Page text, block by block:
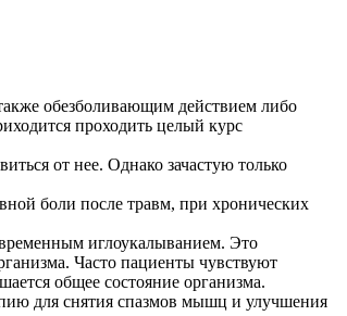
обезболивающим действием либо
проходить целый курс
от нее. Однако зачастую только
боли после травм, при хронических
иглоукалыванием. Это
Часто пациенты чувствуют
общее состояние организма.
для снятия спазмов мышц и улучшения